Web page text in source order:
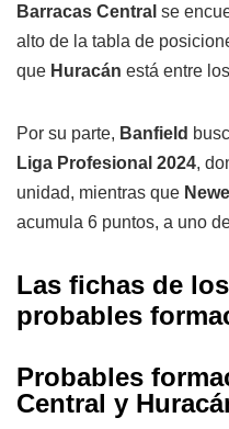
Barracas Central se
alto de la tabla de
que Huracán está entre
Por su parte, Banfield
Liga Profesional 2024,
unidad, mientras que
acumula 6 puntos, a uno
Las fichas de
probables
Probables
Central y